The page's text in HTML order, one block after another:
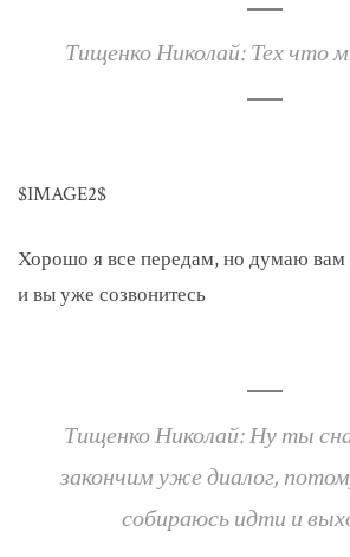
Тищенко Николай: Тех что
$IMAGE2$
Хорошо я все передам, но думаю вам
и вы уже созвонитесь
Тищенко Николай: Ну ты
закончим уже диалог,
собираюсь идти и